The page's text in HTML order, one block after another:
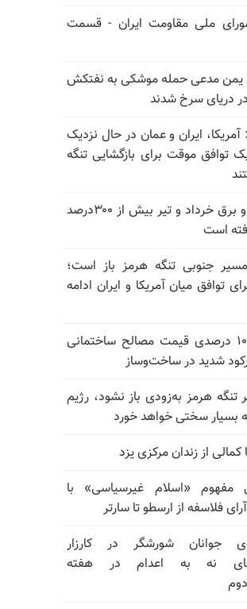
ملی مقاومت ایران - قسمت
مدعی حمله موشکی به نفتکش
دریای سرخ شدند
ایران و عمان در حال نزدیک
توافق موقت برای بازگشایی تنگه
قبض آب و برق خرداد و تیر بیش از ۳۰۰درصد
است
جنوبی تنگه هرمز باز است؛
توافق میان آمریکا و ایران ادامه
افزایش ۱۰۰ درصدی قیمت مصالح ساختمانی
رکود شدید در ساخت‌وساز
تنگه هرمز به‌زودی باز نشود، رژیم
بسیار سختی خواهد خورد
کمالی از زندان مرکزی یزد
مفهوم «اسلام غیرسیاسی» با
فلاسفه از ارسطو تا سارتر
جوانان شورشگر در کارزار
نه به اعدام در هفته